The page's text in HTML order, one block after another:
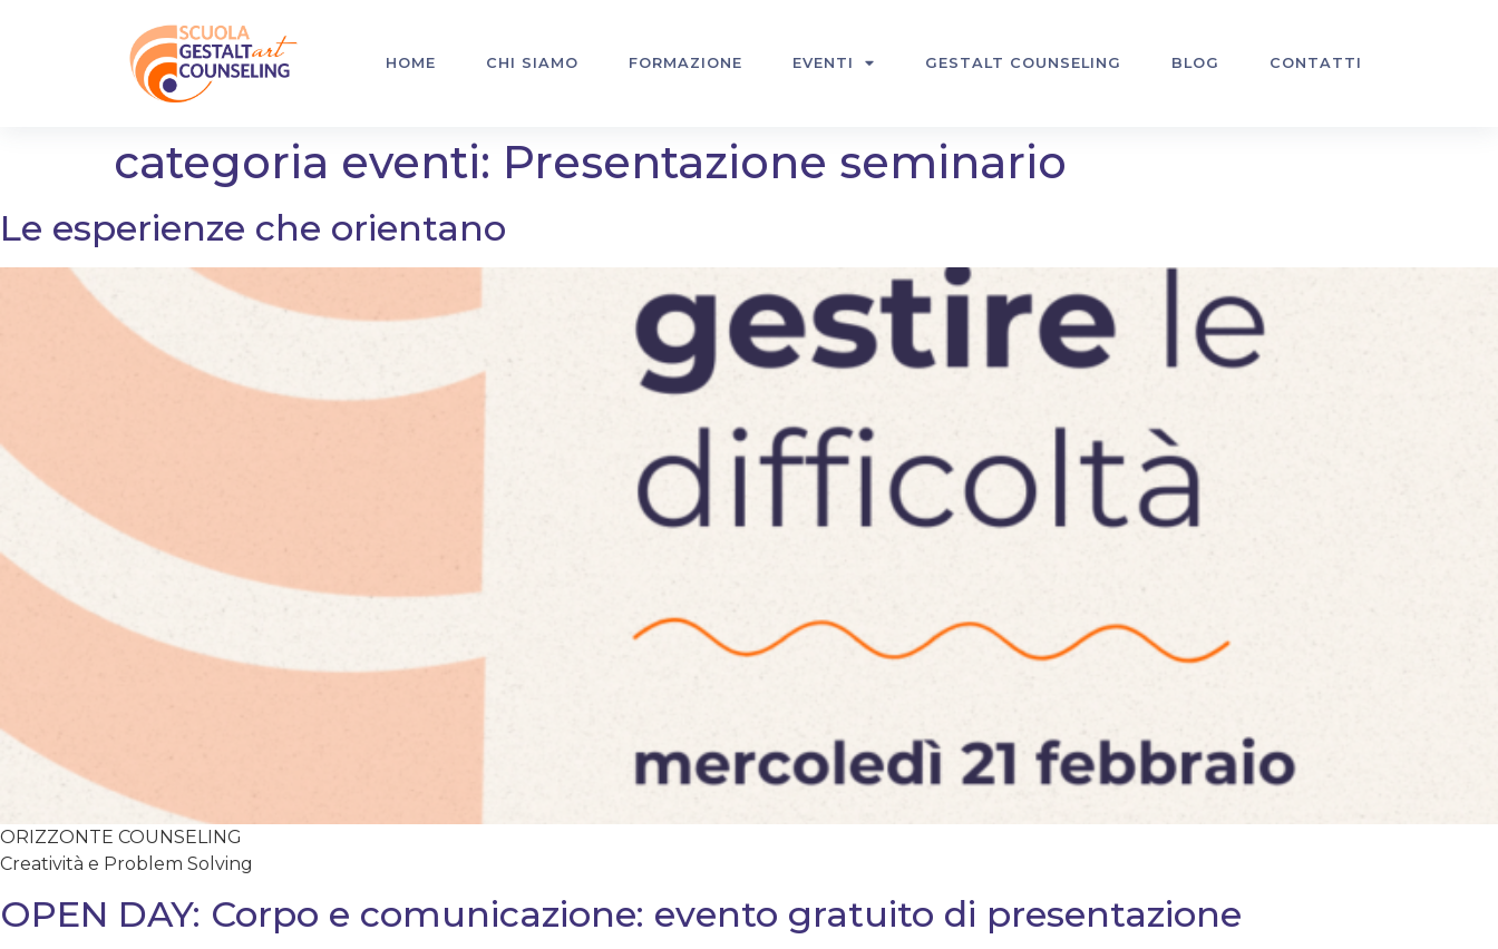
HOME CHI SIAMO FORMAZIONE EVENTI GESTALT COUNSELING BLOG CONTATTI
categoria eventi: Presentazione seminario
Le esperienze che orientano
ORIZZONTE COUNSELING
Creatività e Problem Solving
OPEN DAY: Corpo e comunicazione: evento gratuito di presentazione